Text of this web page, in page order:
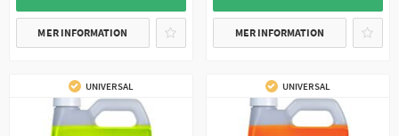
MER INFORMATION MER INFORMATION
UNIVERSAL UNIVERSAL